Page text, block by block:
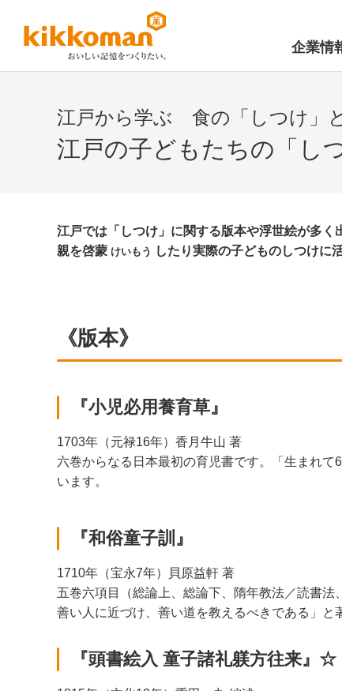
企業情
江戸から学ぶ 食の「しつけ」
江戸の子どもたちの「しつ
江戸では「しつけ」に関する版本や浮世絵が多く
親を啓蒙 けいもう したり実際の子どものしつけに
《版本》
『小児必用養育草』
1703年（元禄16年）香月牛山 著
六巻からなる日本最初の育児書です。「生まれ
います。
『和俗童子訓』
1710年（宝永7年）貝原益軒 著
五巻六項目（総論上、総論下、隋年教法／読書
善い人に近づけ、善い道を教えるべきである」と
『頭書絵入 童子諸礼躾方往来』☆